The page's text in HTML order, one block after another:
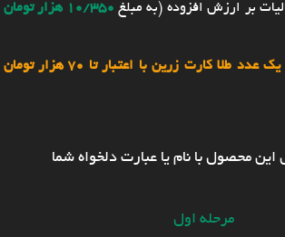
10/350 هزار تومان
یک عدد طلا کارت زرین با اعتبار تا 70 هزار تومان
محصول با نام یا عبارت دلخواه شما
مرحله اول